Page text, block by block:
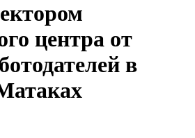
центра от
в